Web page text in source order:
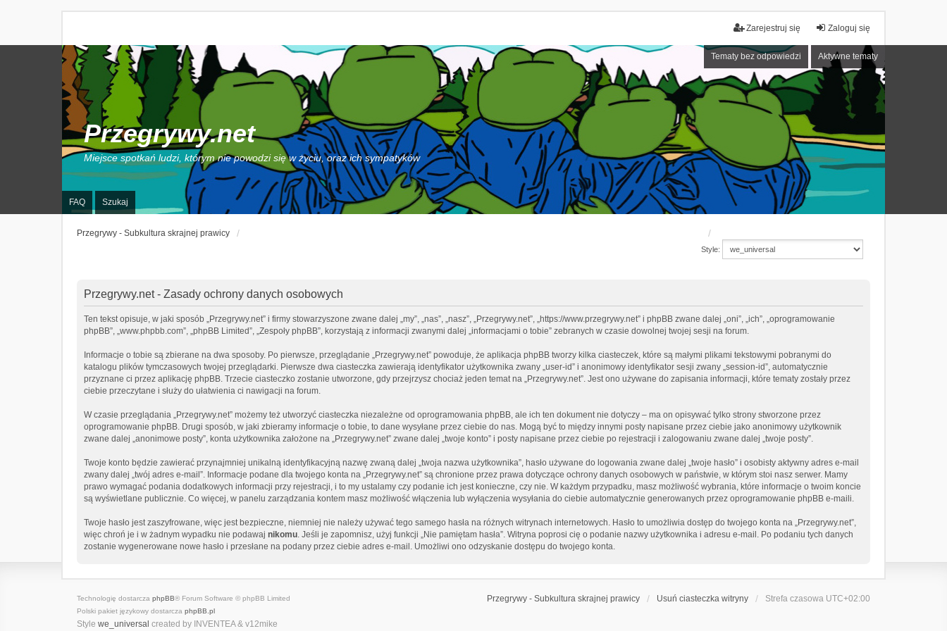
Zaloguj się
Zarejestruj się
Tematy bez odpowiedzi Aktywne tematy
Przegrywy.net
Miejsce spotkań ludzi, którym nie powodzi się w życiu, oraz ich sympatyków
FAQ Szukaj
Przegrywy - Subkultura skrajnej prawicy
Style:
Przegrywy.net - Zasady ochrony danych osobowych
Ten tekst opisuje, w jaki sposób „Przegrywy.net” i firmy stowarzyszone zwane dalej „my”, „nas”, „nasz”, „Przegrywy.net”, „https://www.przegrywy.net” i phpBB zwane dalej „oni”, „ich”, „oprogramowanie
phpBB”, „www.phpbb.com”, „phpBB Limited”, „Zespoły phpBB”, korzystają z informacji zwanymi dalej „informacjami o tobie” zebranych w czasie dowolnej twojej sesji na forum.
Informacje o tobie są zbierane na dwa sposoby. Po pierwsze, przeglądanie „Przegrywy.net” powoduje, że aplikacja phpBB tworzy kilka ciasteczek, które są małymi plikami tekstowymi pobranymi do
katalogu plików tymczasowych twojej przeglądarki. Pierwsze dwa ciasteczka zawierają identyfikator użytkownika zwany „user-id” i anonimowy identyfikator sesji zwany „session-id”, automatycznie
przyznane ci przez aplikację phpBB. Trzecie ciasteczko zostanie utworzone, gdy przejrzysz chociaż jeden temat na „Przegrywy.net”. Jest ono używane do zapisania informacji, które tematy zostały przez
ciebie przeczytane i służy do ułatwienia ci nawigacji na forum.
W czasie przeglądania „Przegrywy.net” możemy też utworzyć ciasteczka niezależne od oprogramowania phpBB, ale ich ten dokument nie dotyczy – ma on opisywać tylko strony stworzone przez
oprogramowanie phpBB. Drugi sposób, w jaki zbieramy informacje o tobie, to dane wysyłane przez ciebie do nas. Mogą być to między innymi posty napisane przez ciebie jako anonimowy użytkownik
zwane dalej „anonimowe posty”, konta użytkownika założone na „Przegrywy.net” zwane dalej „twoje konto” i posty napisane przez ciebie po rejestracji i zalogowaniu zwane dalej „twoje posty”.
Twoje konto będzie zawierać przynajmniej unikalną identyfikacyjną nazwę zwaną dalej „twoja nazwa użytkownika”, hasło używane do logowania zwane dalej „twoje hasło” i osobisty aktywny adres e-mail
zwany dalej „twój adres e-mail”. Informacje podane dla twojego konta na „Przegrywy.net” są chronione przez prawa dotyczące ochrony danych osobowych w państwie, w którym stoi nasz serwer. Mamy
prawo wymagać podania dodatkowych informacji przy rejestracji, i to my ustalamy czy podanie ich jest konieczne, czy nie. W każdym przypadku, masz możliwość wybrania, które informacje o twoim koncie
są wyświetlane publicznie. Co więcej, w panelu zarządzania kontem masz możliwość włączenia lub wyłączenia wysyłania do ciebie automatycznie generowanych przez oprogramowanie phpBB e-maili.
Twoje hasło jest zaszyfrowane, więc jest bezpieczne, niemniej nie należy używać tego samego hasła na różnych witrynach internetowych. Hasło to umożliwia dostęp do twojego konta na „Przegrywy.net”,
więc chroń je i w żadnym wypadku nie podawaj nikomu . Jeśli je zapomnisz, użyj funkcji „Nie pamiętam hasła”. Witryna poprosi cię o podanie nazwy użytkownika i adresu e-mail. Po podaniu tych danych
zostanie wygenerowane nowe hasło i przesłane na podany przez ciebie adres e-mail. Umożliwi ono odzyskanie dostępu do twojego konta.
Przegrywy - Subkultura skrajnej prawicy Usuń ciasteczka witryny Strefa czasowa UTC+02:00
Technologię dostarcza phpBB® Forum Software © phpBB Limited
Polski pakiet językowy dostarcza phpBB.pl
Style we_universal created by INVENTEA & v12mike